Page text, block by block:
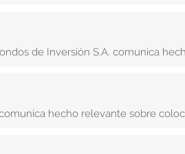
de Inversión S.A. comunica
hecho relevante sobre